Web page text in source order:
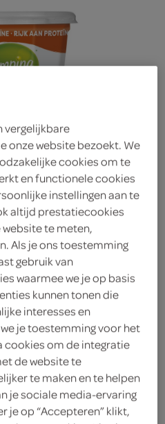
kwark
vergelijkbare
onze website bezoekt. We
cookies om te
en functionele cookies
instellingen aan te
altijd prestatiecookies
te meten,
Als je ons toestemming
gebruik van
waarmee we je op basis
kunnen tonen die
interesses en
je toestemming voor het
cookies om de integratie
de website te
te maken en te helpen
je sociale media-ervaring
je op “Accepteren” klikt,